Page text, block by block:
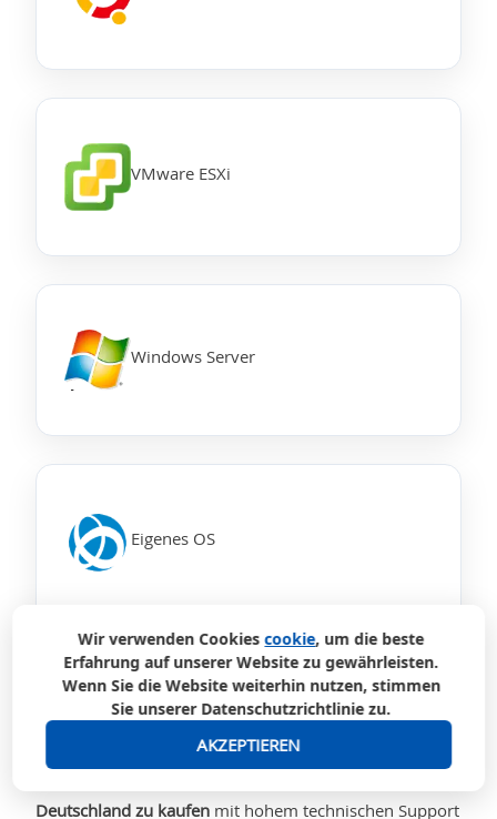
VMware ESXi
Windows Server
Eigenes OS
Einen dedizierten Server in
Deutschland kaufen
Deutschland zu kaufen mit hohem technischen Support
Wir verwenden Cookiescookie, um die beste
Erfahrung auf unserer Website zu gewährleisten.
Wenn Sie die Website weiterhin nutzen, stimmen
Sie unserer Datenschutzrichtlinie zu.
AKZEPTIEREN